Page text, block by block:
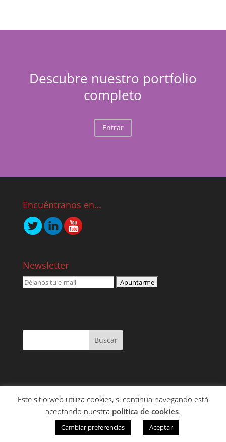
Descubre nuestro portfolio
completo
Entrar
Encuéntranos en…
Newsletter
SERVICIOS
CONTENIDO
CLIENTES
CONTACTO
Este sitio web utiliza cookies, si continúa navegando está
aceptando nuestra política de cookies.
Cambiar preferencias Aceptar